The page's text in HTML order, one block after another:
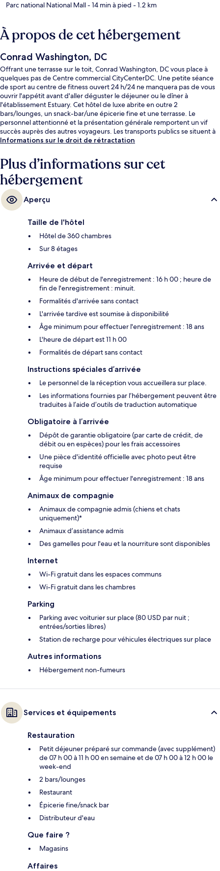
Parc national National Mall- 14 min à pied - 1.2 km
À propos de cet hébergement
Conrad Washington, DC
Offrant une terrasse sur le toit, Conrad Washington, DC vous place à
quelques pas de Centre commercial CityCenterDC. Une petite séance
de sport au centre de fitness ouvert 24 h/24 ne manquera pas de vous
ouvrir l'appétit avant d'aller déguster le déjeuner ou le dîner à
l'établissement Estuary. Cet hôtel de luxe abrite en outre 2
bars/lounges, un snack-bar/une épicerie fine et une terrasse. Le
personnel attentionné et la présentation générale remportent un vif
succès auprès des autres voyageurs. Les transports publics se situent à
une courte distance à pied : Station de métro Center est à 6 min et
Informations sur le droit de rétractation
Plus d’informations sur cet
hébergement
Aperçu
Taille de l'hôtel
Hôtel de 360 chambres
Sur 8 étages
Arrivée et départ
Heure de début de l'enregistrement : 16 h 00 ; heure de
fin de l'enregistrement : minuit.
Formalités d'arrivée sans contact
L'arrivée tardive est soumise à disponibilité
Âge minimum pour effectuer l'enregistrement : 18 ans
L'heure de départ est 11 h 00
Formalités de départ sans contact
Instructions spéciales d’arrivée
Le personnel de la réception vous accueillera sur place.
Les informations fournies par l’hébergement peuvent être
traduites à l’aide d’outils de traduction automatique
Obligatoire à l’arrivée
Dépôt de garantie obligatoire (par carte de crédit, de
débit ou en espèces) pour les frais accessoires
Une pièce d'identité officielle avec photo peut être
requise
Âge minimum pour effectuer l'enregistrement : 18 ans
Animaux de compagnie
Animaux de compagnie admis (chiens et chats
uniquement)*
Animaux d’assistance admis
Des gamelles pour l'eau et la nourriture sont disponibles
Internet
Wi-Fi gratuit dans les espaces communs
Wi-Fi gratuit dans les chambres
Parking
Parking avec voiturier sur place (80 USD par nuit ;
entrées/sorties libres)
Station de recharge pour véhicules électriques sur place
Autres informations
Hébergement non-fumeurs
Services et équipements
Restauration
Petit déjeuner préparé sur commande (avec supplément)
de 07 h 00 à 11 h 00 en semaine et de 07 h 00 à 12 h 00 le
week-end
2 bars/lounges
Restaurant
Épicerie fine/snack bar
Distributeur d'eau
Que faire ?
Magasins
Affaires